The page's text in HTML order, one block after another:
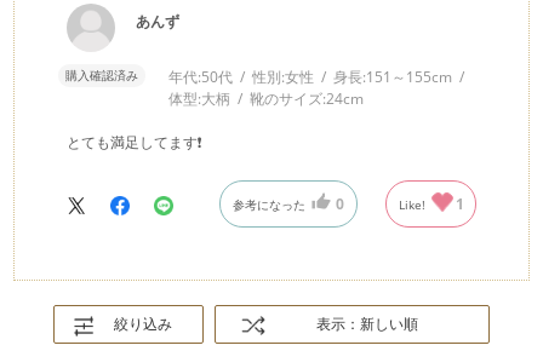
あんず
購入確認済み 年代:50代 性別:女性 身長:151～155cm
体型:大柄 靴のサイズ:24cm
とても満足してます❗
参考になった 0 Like! 1
絞り込み 表示：新しい順